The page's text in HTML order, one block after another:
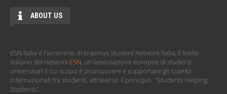
ABOUT US
ESN Italia è l'acronimo di Erasmus Student Network Italia, il livello
italiano del network ESN, un'associazione europea di studenti
universitari il cui scopo è promuovere e supportare gli scambi
internazionali fra studenti, attraverso il principio "Students Helping
Students".